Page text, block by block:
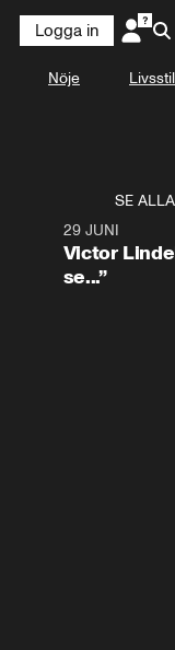
Logga in
Nöje Livsstil
SE ALLA
29 JUNI
Victor
se...”